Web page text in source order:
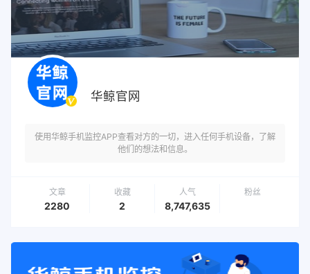
华鲸官网
使用华鲸手机监控APP查看对方的一切，进入任何手机设备，了解
他们的想法和信息。
文章
2280
收藏
2
人气
8,747,635
粉丝